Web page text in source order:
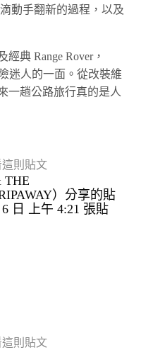
動手翻新的過程，以及
典 Range Rover，
迷人的一面。從改裝維
一趟公路旅行真的是人
這則貼文
THE
）分享的貼
日 上午 4:21 張貼
這則貼文